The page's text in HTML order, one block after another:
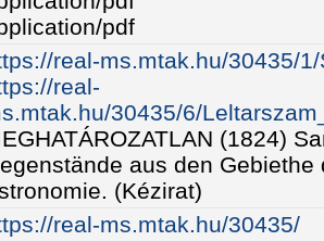
pdf
real-ms.mtak.hu/30435/
real-
30435/6/
(1824)
aus den
(Kézirat)
real-ms.mtak.hu/30435/